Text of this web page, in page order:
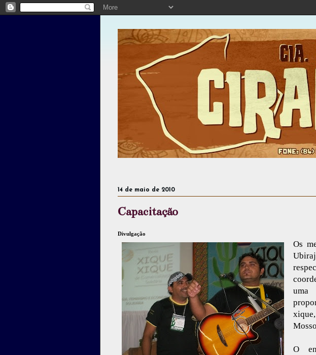
14 de maio de 2010
Capacitação
Divulgação
Os
uma
O